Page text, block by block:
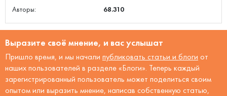
Авторы:
68.310
Выразите своё мнение, и вас услышат
Пришло время, и мы начали публиковать статьи и блоги от
наших пользователей в разделе «Блоги». Теперь каждый
зарегистрированный пользователь может поделиться своим
опытом или выразить мнение, написав собственную статью,